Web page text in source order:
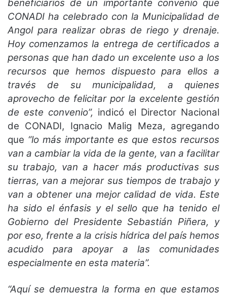
beneficiarios de un importante convenio que
CONADI ha celebrado con la Municipalidad de
Angol para realizar obras de riego y drenaje.
Hoy comenzamos la entrega de certificados a
personas que han dado un excelente uso a los
recursos que hemos dispuesto para ellos a
través de su municipalidad, a quienes
aprovecho de felicitar por la excelente gestión
de este convenio”, indicó el Director Nacional
de CONADI, Ignacio Malig Meza, agregando
que “lo más importante es que estos recursos
van a cambiar la vida de la gente, van a facilitar
su trabajo, van a hacer más productivas sus
tierras, van a mejorar sus tiempos de trabajo y
van a obtener una mejor calidad de vida. Este
ha sido el énfasis y el sello que ha tenido el
Gobierno del Presidente Sebastián Piñera, y
por eso, frente a la crisis hídrica del país hemos
acudido para apoyar a las comunidades
especialmente en esta materia”.
“Aquí se demuestra la forma en que estamos